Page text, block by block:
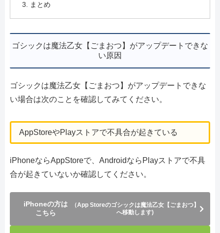
まとめ
ゴシックは魔法乙女【ごまおつ】がアップデートできな
い原因
ゴシックは魔法乙女【ごまおつ】がアップデートできな
い場合は次のことを確認してみてください。
AppStoreやPlayストアで不具合が起きている
iPhoneならAppStoreで、AndroidならPlayストアで不具
合が起きていないか確認してください。
iPhoneの方は
こちら
（App Storeのゴシックは魔法乙女【ごまおつ】
へ移動します)